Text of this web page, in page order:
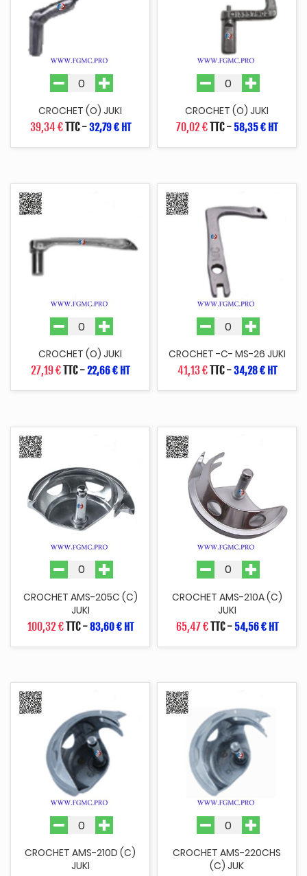
CROCHET (O) JUKI
39,34 €TTC-32,79 € HT
CROCHET (O) JUKI
70,02 €TTC- 58,35 € HT
CROCHET (O) JUKI
27,19 €TTC-22,66 € HT
CROCHET -C- MS-26 JUKI
41,13 €TTC-34,28 € HT
CROCHET AMS-205C (C)
JUKI
100,32 €TTC-83,60 € HT
CROCHET AMS-210A (C)
JUKI
65,47 €TTC- 54,56 € HT
CROCHET AMS-210D (C)
JUKI
CROCHET AMS-220CHS
(C) JUK